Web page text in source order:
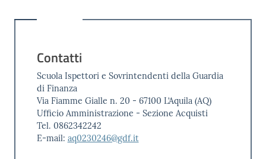
Contatti
Scuola Ispettori e Sovrintendenti della Guardia
di Finanza
Via Fiamme Gialle n. 20 - 67100 L’Aquila (AQ)
Ufficio Amministrazione - Sezione Acquisti
Tel. 0862342242
E-mail: aq0230246@gdf.it